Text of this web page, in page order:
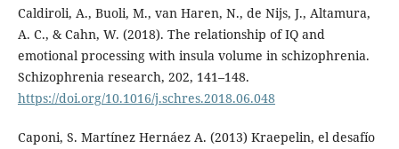
Caldiroli, A., Buoli, M., van Haren, N., de Nijs, J., Altamura,
A. C., & Cahn, W. (2018). The relationship of IQ and
emotional processing with insula volume in schizophrenia.
Schizophrenia research, 202, 141–148.
https://doi.org/10.1016/j.schres.2018.06.048
Caponi, S. Martínez Hernáez A. (2013) Kraepelin, el desafío